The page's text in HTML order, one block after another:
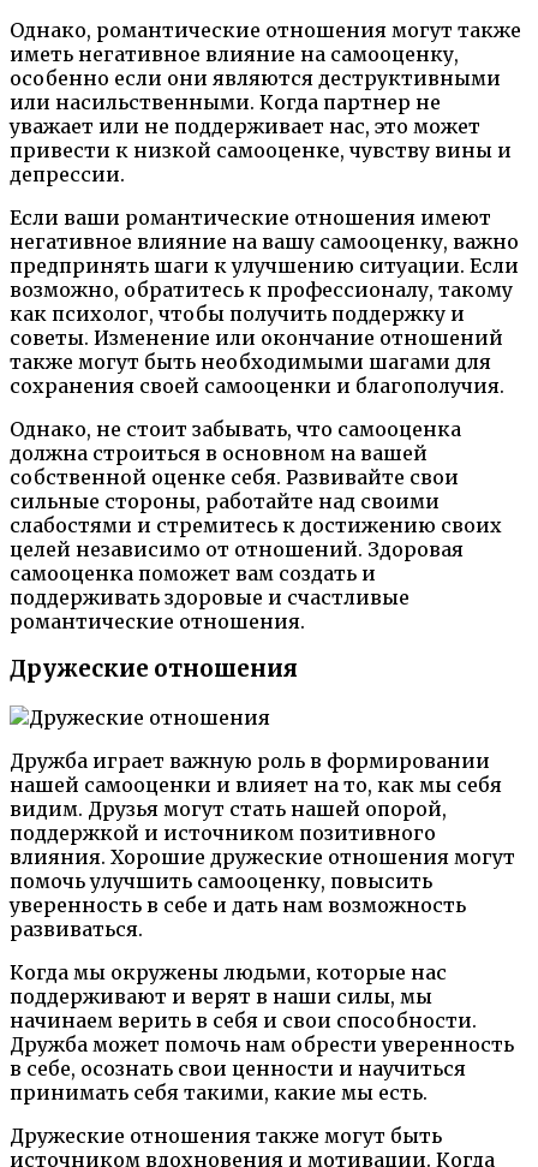
Однако, романтические отношения могут также
иметь негативное влияние на самооценку,
особенно если они являются деструктивными
или насильственными. Когда партнер не
уважает или не поддерживает нас, это может
привести к низкой самооценке, чувству вины и
депрессии.
Если ваши романтические отношения имеют
негативное влияние на вашу самооценку, важно
предпринять шаги к улучшению ситуации. Если
возможно, обратитесь к профессионалу, такому
как психолог, чтобы получить поддержку и
советы. Изменение или окончание отношений
также могут быть необходимыми шагами для
сохранения своей самооценки и благополучия.
Однако, не стоит забывать, что самооценка
должна строиться в основном на вашей
собственной оценке себя. Развивайте свои
сильные стороны, работайте над своими
слабостями и стремитесь к достижению своих
целей независимо от отношений. Здоровая
самооценка поможет вам создать и
поддерживать здоровые и счастливые
романтические отношения.
Дружеские отношения
Дружба играет важную роль в формировании
нашей самооценки и влияет на то, как мы себя
видим. Друзья могут стать нашей опорой,
поддержкой и источником позитивного
влияния. Хорошие дружеские отношения могут
помочь улучшить самооценку, повысить
уверенность в себе и дать нам возможность
развиваться.
Когда мы окружены людьми, которые нас
поддерживают и верят в наши силы, мы
начинаем верить в себя и свои способности.
Дружба может помочь нам обрести уверенность
в себе, осознать свои ценности и научиться
принимать себя такими, какие мы есть.
Дружеские отношения также могут быть
источником вдохновения и мотивации. Когда